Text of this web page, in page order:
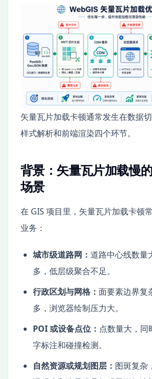
矢量瓦片加载卡顿通常发生在数据切
样式解析和前端渲染四个环节。
背景：矢量瓦片加载慢
场景
在 GIS 项目里，矢量瓦片加载卡顿
业务：
城市级道路网： 道路中心线数量
多，低层级聚合不足。
行政区划与网格： 面要素边界复
多，浏览器绘制压力大。
POI 或设备点位： 点数量大，同
字标注和碰撞检测。
自然资源或规划图层： 图斑复杂